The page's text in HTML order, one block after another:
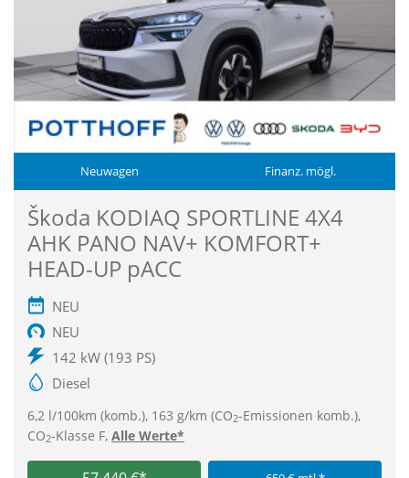
Neuwagen Finanz. mögl.
Škoda KODIAQ SPORTLINE 4X4
AHK PANO NAV+ KOMFORT+
HEAD-UP pACC
NEU
NEU
142 kW (193 PS)
Diesel
6,2 l/100km (komb.), 163 g/km (CO2-Emissionen komb.),
CO2-Klasse F, Alle Werte*